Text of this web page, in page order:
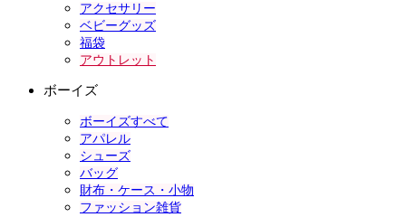
アクセサリー
ベビーグッズ
福袋
アウトレット
ボーイズ
ボーイズすべて
アパレル
シューズ
バッグ
財布・ケース・小物
ファッション雑貨